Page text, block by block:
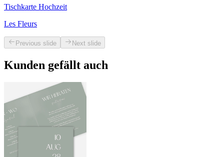
Tischkarte Hochzeit
Les Fleurs
Previous slide Next slide
Kunden gefällt auch